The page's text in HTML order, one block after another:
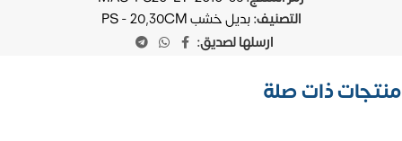
التصنيف:بديل خشب PS - 20,30CM
ارسلها لصديق:
منتجات ذات صلة